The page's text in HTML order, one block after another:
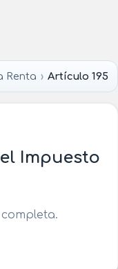
Renta Artículo 195
Impuesto